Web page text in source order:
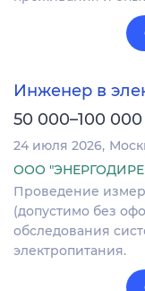
Инженер в
50 000–100 000
24 июля 2026
ООО
Проведение
(допустимо без
обследования
электропитания.